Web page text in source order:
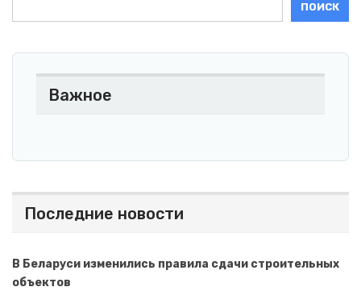
ПОИСК
Важное
Последние новости
В Беларуси изменились правила сдачи строительных
объектов